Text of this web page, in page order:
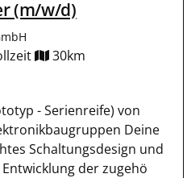
(m/w/d)
30km
- Serienreife) von
Deine
Schaltungsdesign und
der zugehö